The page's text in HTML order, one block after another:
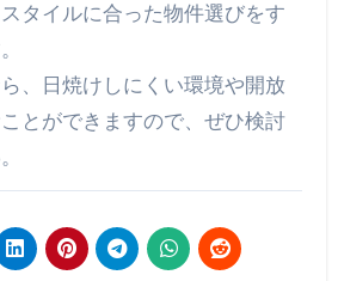
タイルに合った物件選びをす
、日焼けしにくい環境や開放
とができますので、ぜひ検討